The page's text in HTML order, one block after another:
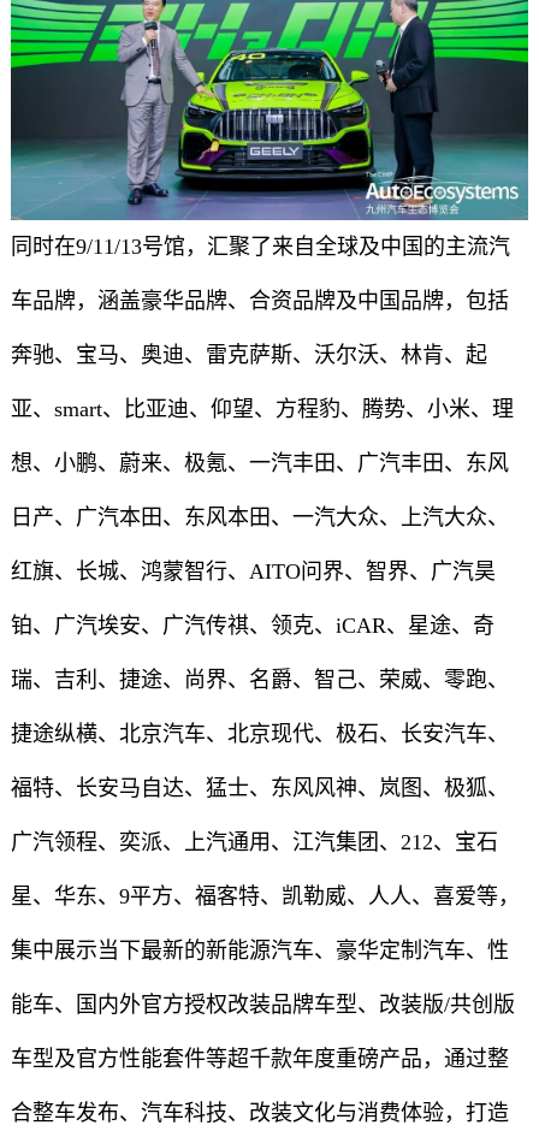
同时在9/11/13号馆，汇聚了来自全球及中国的主流汽
车品牌，涵盖豪华品牌、合资品牌及中国品牌，包括
奔驰、宝马、奥迪、雷克萨斯、沃尔沃、林肯、起
亚、smart、比亚迪、仰望、方程豹、腾势、小米、理
想、小鹏、蔚来、极氪、一汽丰田、广汽丰田、东风
日产、广汽本田、东风本田、一汽大众、上汽大众、
红旗、长城、鸿蒙智行、AITO问界、智界、广汽昊
铂、广汽埃安、广汽传祺、领克、iCAR、星途、奇
瑞、吉利、捷途、尚界、名爵、智己、荣威、零跑、
捷途纵横、北京汽车、北京现代、极石、长安汽车、
福特、长安马自达、猛士、东风风神、岚图、极狐、
广汽领程、奕派、上汽通用、江汽集团、212、宝石
星、华东、9平方、福客特、凯勒威、人人、喜爱等，
集中展示当下最新的新能源汽车、豪华定制汽车、性
能车、国内外官方授权改装品牌车型、改装版/共创版
车型及官方性能套件等超千款年度重磅产品，通过整
合整车发布、汽车科技、改装文化与消费体验，打造